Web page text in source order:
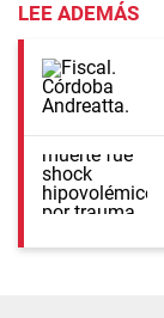
LEE ADEMÁS